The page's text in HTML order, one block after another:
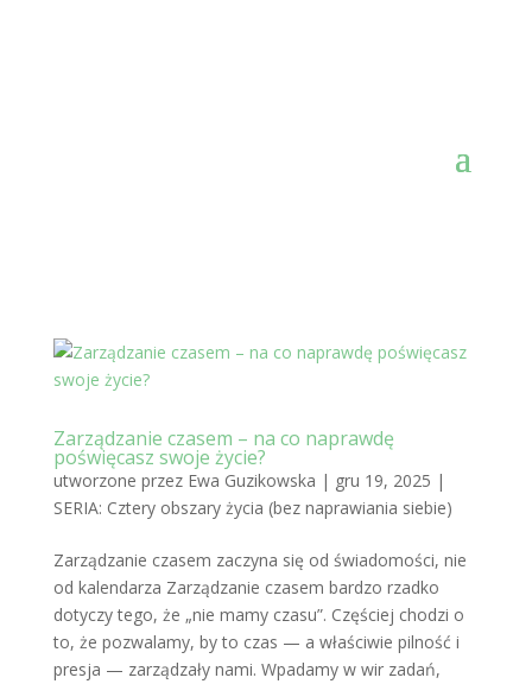
Zarządzanie czasem – na co naprawdę
poświęcasz swoje życie?
utworzone przez Ewa Guzikowska | gru 19, 2025 |
SERIA: Cztery obszary życia (bez naprawiania siebie)
Zarządzanie czasem zaczyna się od świadomości, nie
od kalendarza Zarządzanie czasem bardzo rzadko
dotyczy tego, że „nie mamy czasu”. Częściej chodzi o
to, że pozwalamy, by to czas — a właściwie pilność i
presja — zarządzały nami. Wpadamy w wir zadań,